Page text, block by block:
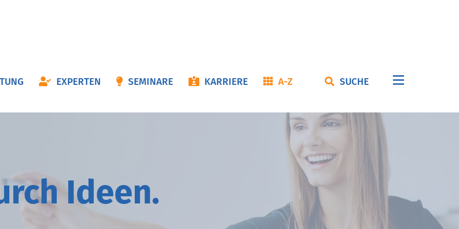
EXPERTEN SEMINARE KARRIERE A-Z SUCHE
Navigation
I deen.